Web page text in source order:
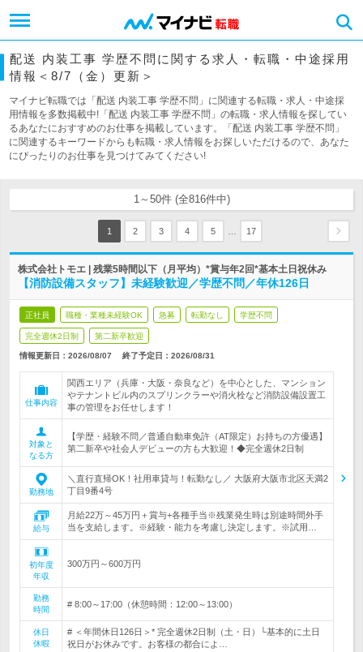
配送 内装工事 学歴不問に関する求人・転職・中途採用
情報＜8/7（金）更新＞
マイナビ転職では「配送 内装工事 学歴不問」に関連する転職・求人・中途採
用情報を多数掲載中!「配送 内装工事 学歴不問」の転職・求人情報を探してい
るあなたにおすすめのお仕事を掲載しています。「配送 内装工事 学歴不問」
に関連するキーワードからも転職・求人情報をお探しいただけるので、あなた
にぴったりのお仕事を見つけてみてください!
1～50件 (全816件中)
1 2 3 4 5 17
株式会社トモエ | 残業5時間以下（月平均）*賞与年2回*基本土日祝休み
【消防設備スタッフ】未経験歓迎／学歴不問／年休126日
正社員 職種・業種未経験OK 急募 転勤なし 学歴不問
完全週休2日制 第二新卒歓迎
情報更新日：2026/08/07 終了予定日： 2026/08/31
仕事内容
関西エリア（兵庫・大阪・奈良など）を中心とした、マンション
やテナントビル内のスプリンクラーや消火栓など消防設備設置工
事の管理をお任せします！
対象と
なる方
【学歴・経験不問／普通自動車免許（AT限定）お持ちの方優遇】
第二新卒や社会人デビューの方も大歓迎！◆完全週休2日制
勤務地
＼直行直帰OK！社用車貸与！転勤なし／ 大阪府大阪市北区天満2
丁目9番4号
給与
月給22万～45万円＋賞与+各種手当※残業発生時は別途時間外手
当を支給します。※経験・能力を考慮し決定します。※試用…
初年度
年収
300万円～600万円
勤務
時間
# 8:00～17:00（休憩時間：12:00～13:00）
休日
休暇
# ＜年間休日126日＞* 完全週休2日制（土・日）└基本的に土日
祝日がお休みです。お客様の都合によ…